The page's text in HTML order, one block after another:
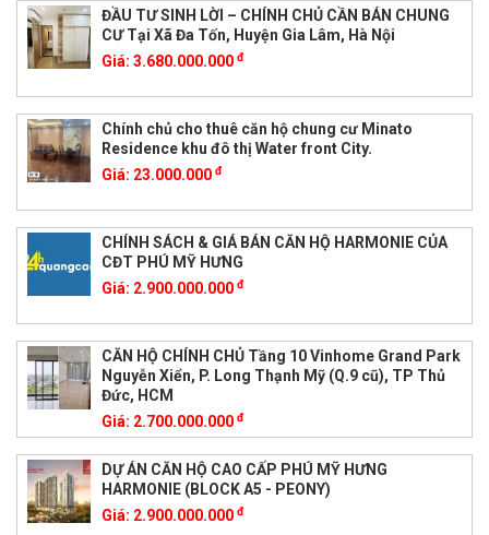
ĐẦU TƯ SINH LỜI – CHÍNH CHỦ CẦN BÁN CHUNG
CƯ Tại Xã Đa Tốn, Huyện Gia Lâm, Hà Nội
Giá: 3.680.000.000 đ
Chính chủ cho thuê căn hộ chung cư Minato
Residence khu đô thị Water front City.
Giá: 23.000.000 đ
CHÍNH SÁCH & GIÁ BÁN CĂN HỘ HARMONIE CỦA
CĐT PHÚ MỸ HƯNG
Giá: 2.900.000.000 đ
CĂN HỘ CHÍNH CHỦ Tầng 10 Vinhome Grand Park
Nguyễn Xiển, P. Long Thạnh Mỹ (Q.9 cũ), TP Thủ
Đức, HCM
Giá: 2.700.000.000 đ
DỰ ÁN CĂN HỘ CAO CẤP PHÚ MỸ HƯNG
HARMONIE (BLOCK A5 - PEONY)
Giá: 2.900.000.000 đ